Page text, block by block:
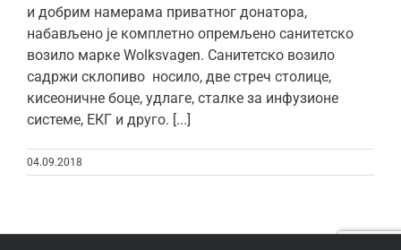
и добрим намерама приватног донатора,
набављено је комплетно опремљено санитетско
возило марке Wolksvagen. Санитетско возило
садржи склопиво носило, две стреч столице,
кисеоничне боце, удлаге, сталке за инфузионе
системе, ЕКГ и друго. [...]
04.09.2018